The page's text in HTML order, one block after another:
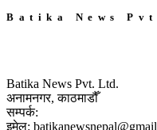
Batika News
Batika News Pvt. Ltd.
अनामनगर, काठमाडौँ
सम्पर्क:
इमेल: